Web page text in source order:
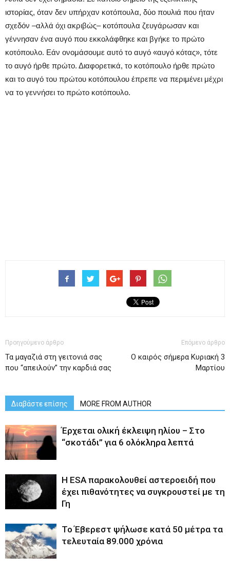
ιστορίας, όταν δεν υπήρχαν κοτόπουλα, δύο πουλιά που ήταν
σχεδόν –αλλά όχι ακριβώς– κοτόπουλα ζευγάρωσαν και
γέννησαν ένα αυγό που εκκολάφθηκε και βγήκε το πρώτο
κοτόπουλο. Εάν ονομάσουμε αυτό το αυγό «αυγό κότας», τότε
το αυγό ήρθε πρώτο. Διαφορετικά, το κοτόπουλο ήρθε πρώτο
και το αυγό του πρώτου κοτόπουλου έπρεπε να περιμένει μέχρι
να το γεννήσει το πρώτο κοτόπουλο.
Προηγούμενο άρθρο
Τα μαγαζιά στη γειτονιά σας
που “απειλούν” την καρδιά σας
Επόμενο άρθρο
Ο καιρός σήμερα Κυριακή 3
Μαρτίου
Διαβάστε επίσης MORE FROM AUTHOR
Έρχεται ολική έκλειψη ηλίου – Στο
“σκοτάδι” για 6 ολόκληρα λεπτά
Η ESA παρακολουθεί αστεροειδή που
έχει πιθανότητες να συγκρουστεί με τη
Γη
Το Έβερεστ ψήλωσε κατά 50 μέτρα τα
τελευταία 89.000 χρόνια